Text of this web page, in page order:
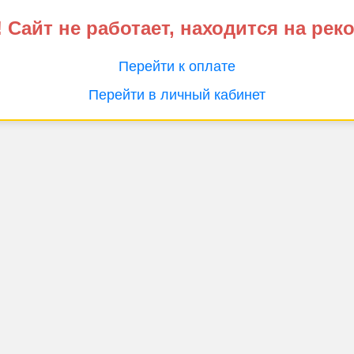
не работает, находится на
Перейти к оплате
Перейти в личный кабинет